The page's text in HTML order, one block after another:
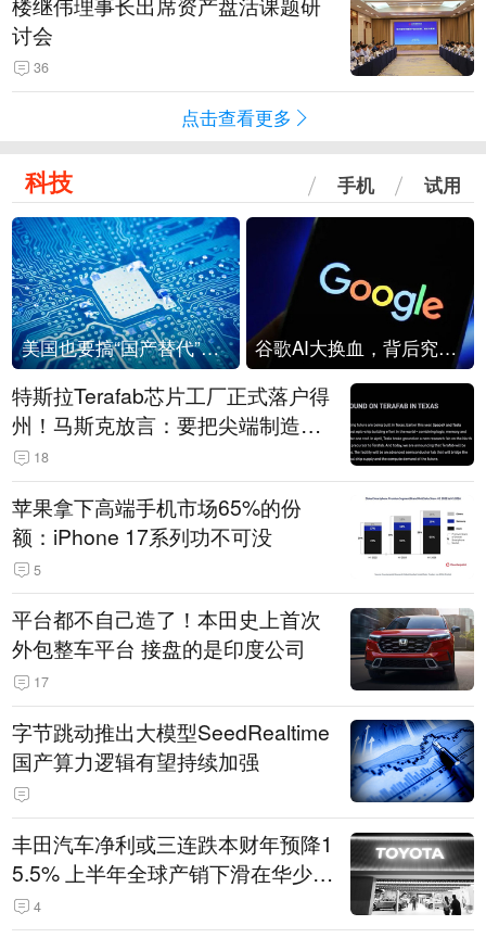
讨会
36
点击查看更多
科技 手机 试用
美国也要搞“国产替代”？先算清三笔账 谷歌AI大换血，背后究竟发生了什么？
特斯拉Terafab芯片工厂正式落户得
州！马斯克放言：要把尖端制造带
回美国
18
苹果拿下高端手机市场65%的份
额：iPhone 17系列功不可没
5
平台都不自己造了！本田史上首次
外包整车平台 接盘的是印度公司
17
字节跳动推出大模型SeedRealtime
国产算力逻辑有望持续加强
丰田汽车净利或三连跌本财年预降1
5.5% 上半年全球产销下滑在华少卖
14.3万辆
4